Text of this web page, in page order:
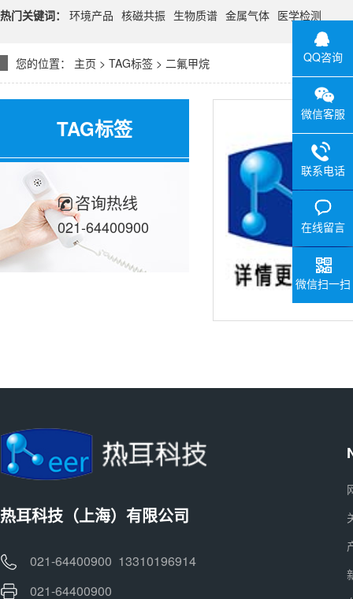
热门关键词： 环境产品 核磁共振 生物质谱 金属气体 医学检测
您的位置： 主页 > TAG标签 > 二氟甲烷
TAG标签
咨询热线
021-64400900
热耳科技（上海）有限公司
021-64400900 13310196914
021-64400900
QQ咨询
微信客服
联系电话
在线留言
微信扫一扫